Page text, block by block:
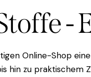
-
Online-Shop
hin zu praktischem